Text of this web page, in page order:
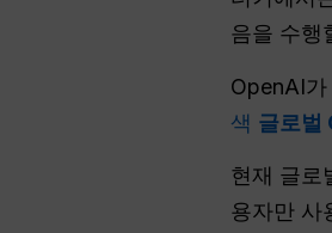
음을 수행
OpenAI가
색 글로벌
현재 글로
용자만 사